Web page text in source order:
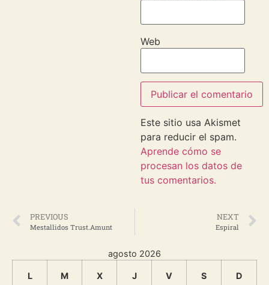
Web
Este sitio usa Akismet
para reducir el spam.
Aprende cómo se
procesan los datos de
tus comentarios.
PREVIOUS
Mestallidos Trust.Amunt
NEXT
Espiral
agosto 2026
L M X J V S D